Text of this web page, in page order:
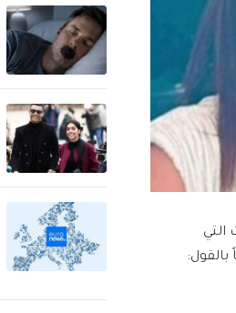
التي
معلقاً بالقول: